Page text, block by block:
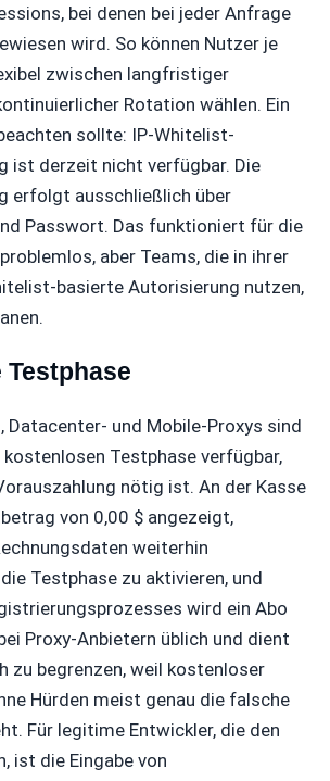
bei denen bei jeder Anfrage
wird. So können Nutzer je
zwischen langfristiger
Rotation wählen. Ein
sollte: IP-Whitelist-
ist derzeit nicht verfügbar. Die
erfolgt ausschließlich über
Passwort. Das funktioniert für die
aber Teams, die in ihrer
basierte Autorisierung nutzen,
Datacenter- und Mobile-Proxys sind
Testphase verfügbar,
nötig ist. An der Kasse
von 0,00 $ angezeigt,
weiterhin
Testphase zu aktivieren, und
wird ein Abo
Proxy-Anbietern üblich und dient
zu begrenzen, weil kostenloser
Hürden meist genau die falsche
Für legitime Entwickler, die den
ist die Eingabe von